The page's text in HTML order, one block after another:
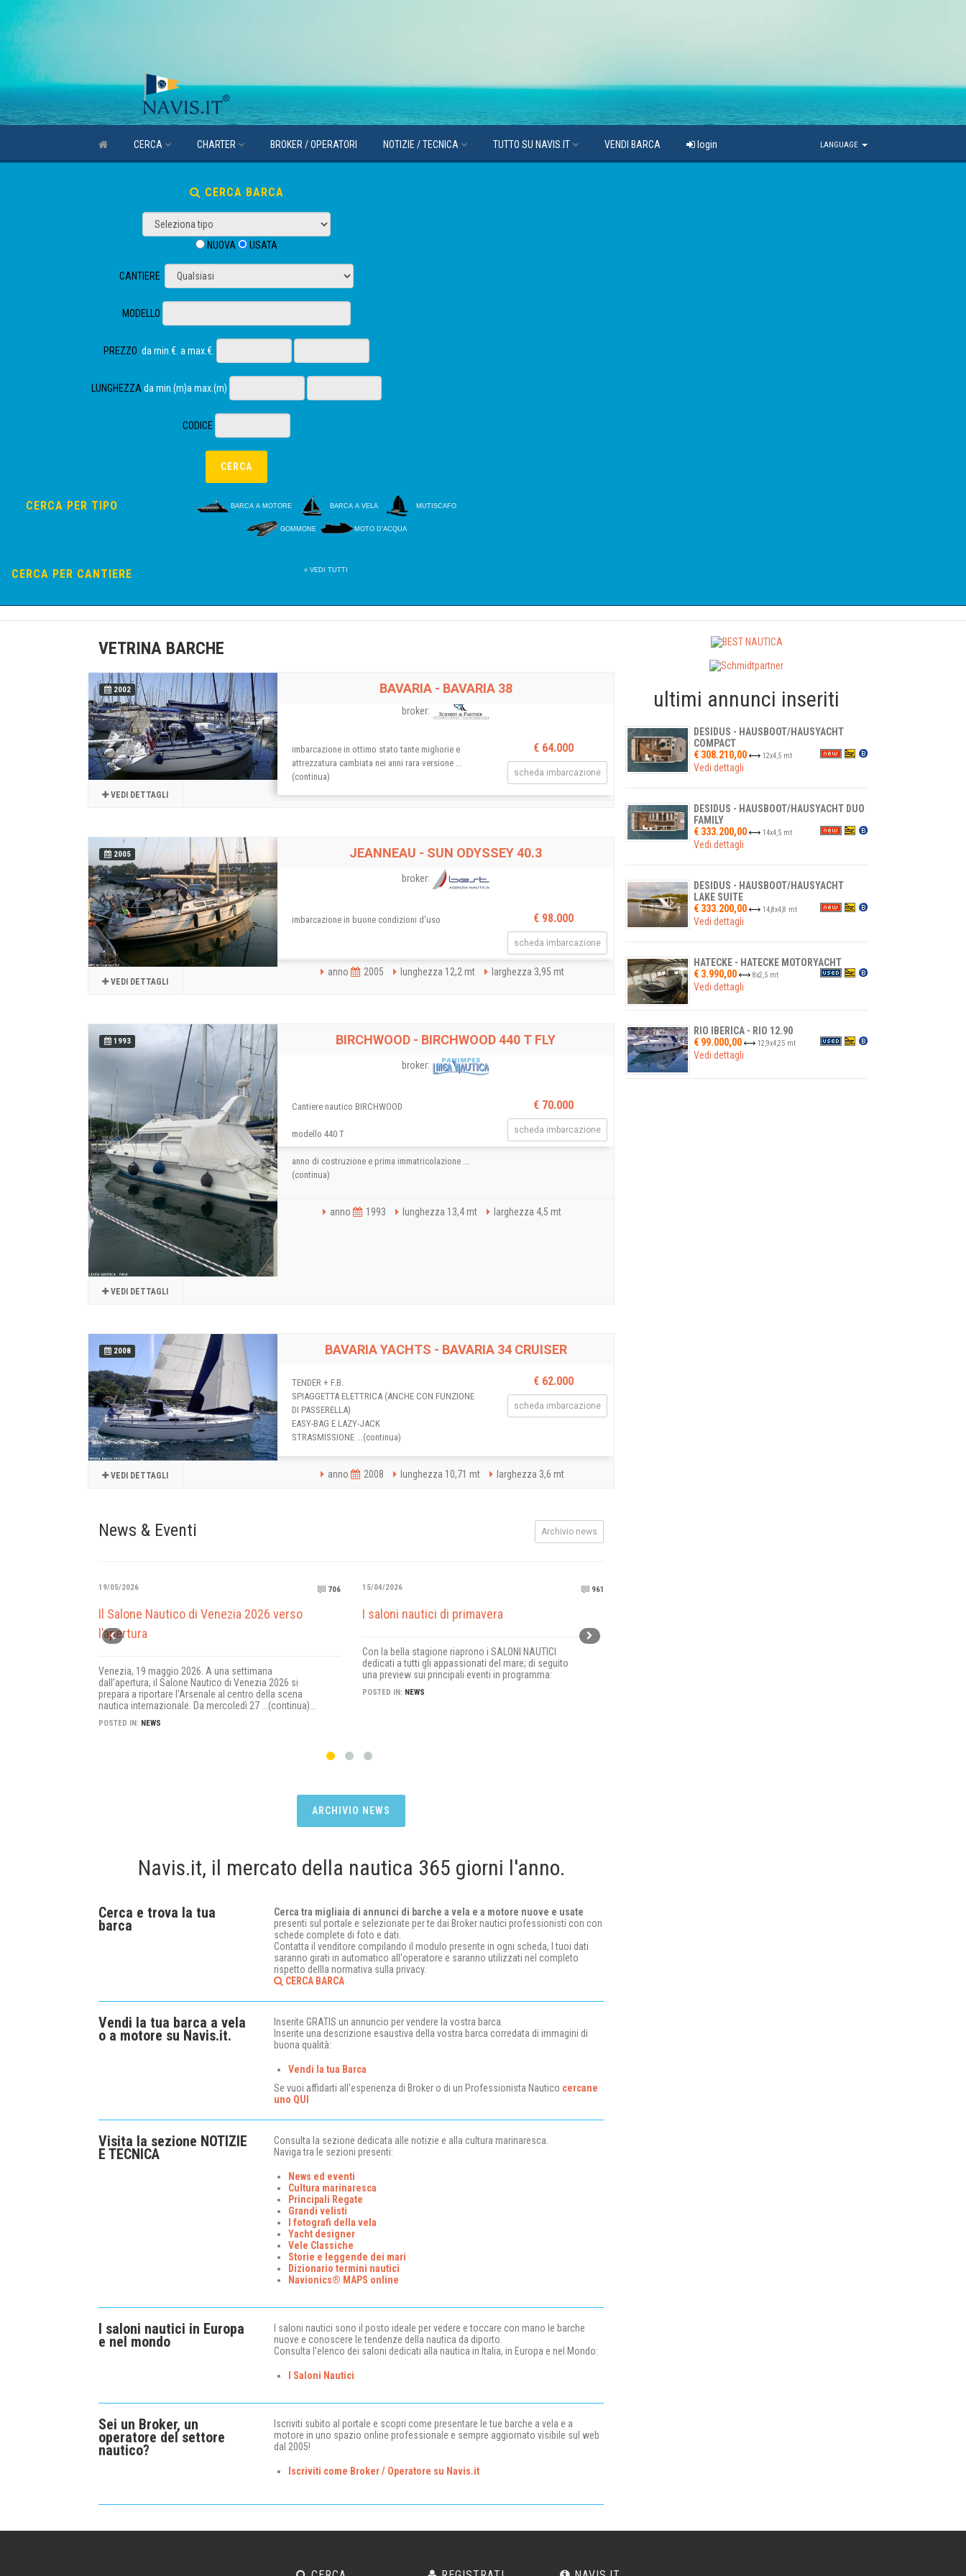
LANGUAGE
CERCA CHARTER BROKER / OPERATORI NOTIZIE / TECNICA TUTTO SU NAVIS.IT VENDI BARCA login
CERCA BARCA
NUOVA USATA
CANTIERE
MODELLO
PREZZO da min.€. a max.€.
LUNGHEZZA da min.(m)a max.(m)
CODICE
CERCA PER TIPO BARCA A MOTORE BARCA A VELA MUTISCAFO
GOMMONE MOTO D'ACQUA
CERCA PER CANTIERE » VEDI TUTTI
VETRINA BARCHE
2002
VEDI DETTAGLI
BAVARIA - BAVARIA 38
broker:
imbarcazione in ottimo stato tante migliorie e
attrezzatura cambiata nei anni rara versione ...
(continua)
€ 64.000
scheda imbarcazione
2005
VEDI DETTAGLI
JEANNEAU - SUN ODYSSEY 40.3
broker:
imbarcazione in buone condizioni d'uso € 98.000
scheda imbarcazione
anno 2005 lunghezza 12,2 mt larghezza 3,95 mt
1993
VEDI DETTAGLI
BIRCHWOOD - BIRCHWOOD 440 T FLY
broker:
Cantiere nautico BIRCHWOOD
modello 440 T
anno di costruzione e prima immatricolazione ...
(continua)
€ 70.000
scheda imbarcazione
anno 1993 lunghezza 13,4 mt larghezza 4,5 mt
2008
VEDI DETTAGLI
BAVARIA YACHTS - BAVARIA 34 CRUISER
TENDER + F.B.
SPIAGGETTA ELETTRICA (ANCHE CON FUNZIONE
DI PASSERELLA)
EASY-BAG E LAZY-JACK
STRASMISSIONE ...(continua)
€ 62.000
scheda imbarcazione
anno 2008 lunghezza 10,71 mt larghezza 3,6 mt
Archivio news
News & Eventi
19/05/2026 706
Il Salone Nautico di Venezia 2026 verso
l’apertura
Venezia, 19 maggio 2026. A una settimana
dall’apertura, il Salone Nautico di Venezia 2026 si
prepara a riportare l’Arsenale al centro della scena
nautica internazionale. Da mercoledì 27 ...(continua)...
POSTED IN: NEWS
15/04/2026 961
I saloni nautici di primavera
Con la bella stagione riaprono i SALONI NAUTICI
dedicati a tutti gli appassionati del mare; di seguito
una preview sui principali eventi in programma:
POSTED IN: NEWS
ARCHIVIO NEWS
Navis.it, il mercato della nautica 365 giorni l'anno.
Cerca e trova la tua
barca
Cerca tra migliaia di annunci di barche a vela e a motore nuove e usate
presenti sul portale e selezionate per te dai Broker nautici professionisti con con
schede complete di foto e dati.
Contatta il venditore compilando il modulo presente in ogni scheda, I tuoi dati
saranno girati in automatico all'operatore e saranno utilizzati nel completo
rispetto dellla normativa sulla privacy.
CERCA BARCA
Vendi la tua barca a vela
o a motore su Navis.it.
Inserite GRATIS un annuncio per vendere la vostra barca.
Inserite una descrizione esaustiva della vostra barca corredata di immagini di
buona qualità:
Vendi la tua Barca
Se vuoi affidarti all'esperienza di Broker o di un Professionista Nautico cercane
uno QUI
Visita la sezione NOTIZIE
E TECNICA
Consulta la sezione dedicata alle notizie e alla cultura marinaresca.
Naviga tra le sezioni presenti:
News ed eventi
Cultura marinaresca
Principali Regate
Grandi velisti
I fotografi della vela
Yacht designer
Vele Classiche
Storie e leggende dei mari
Dizionario termini nautici
Navionics® MAPS online
I saloni nautici in Europa
e nel mondo
I saloni nautici sono il posto ideale per vedere e toccare con mano le barche
nuove e conoscere le tendenze della nautica da diporto.
Consulta l'elenco dei saloni dedicati alla nautica in Italia, in Europa e nel Mondo:
I Saloni Nautici
Sei un Broker, un
operatore del settore
nautico?
Iscriviti subito al portale e scopri come presentare le tue barche a vela e a
motore in uno spazio online professionale e sempre aggiornato visibile sul web
dal 2005!
Iscriviti come Broker / Operatore su Navis.it
ultimi annunci inseriti
DESIDUS - HAUSBOOT/HAUSYACHT
COMPACT
€ 308.210,00
12x4,5 mt
Vedi dettagli
DESIDUS - HAUSBOOT/HAUSYACHT DUO
FAMILY
€ 333.200,00
14x4,5 mt
Vedi dettagli
DESIDUS - HAUSBOOT/HAUSYACHT
LAKE SUITE
€ 333.200,00
14,8x4,8 mt
Vedi dettagli
HATECKE - HATECKE MOTORYACHT
€ 3.990,00
8x2,5 mt
Vedi dettagli
RIO IBERICA - RIO 12.90
€ 99.000,00
12,9x4,25 mt
Vedi dettagli